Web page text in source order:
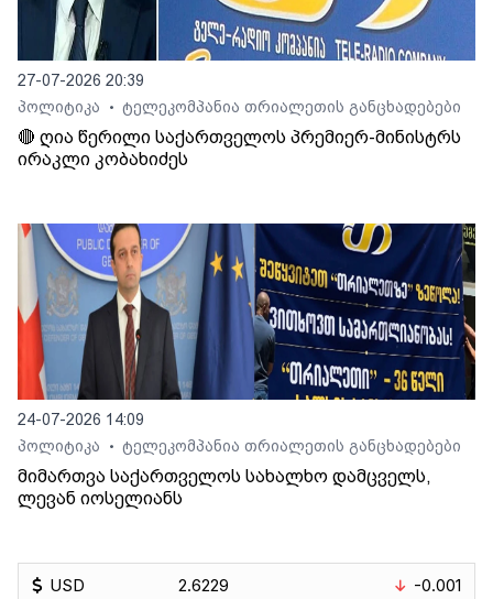
27-07-2026 20:39
პოლიტიკა
• ტელეკომპანია თრიალეთის განცხადებები
🔴 ღია წერილი საქართველოს პრემიერ-მინისტრს
ირაკლი კობახიძეს
24-07-2026 14:09
პოლიტიკა
• ტელეკომპანია თრიალეთის განცხადებები
მიმართვა საქართველოს სახალხო დამცველს,
ლევან იოსელიანს
USD
2.6229
-0.001